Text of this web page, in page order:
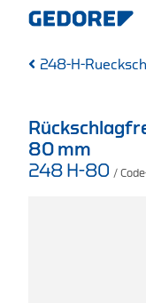
248-H-
80 mm
248 H-80 /